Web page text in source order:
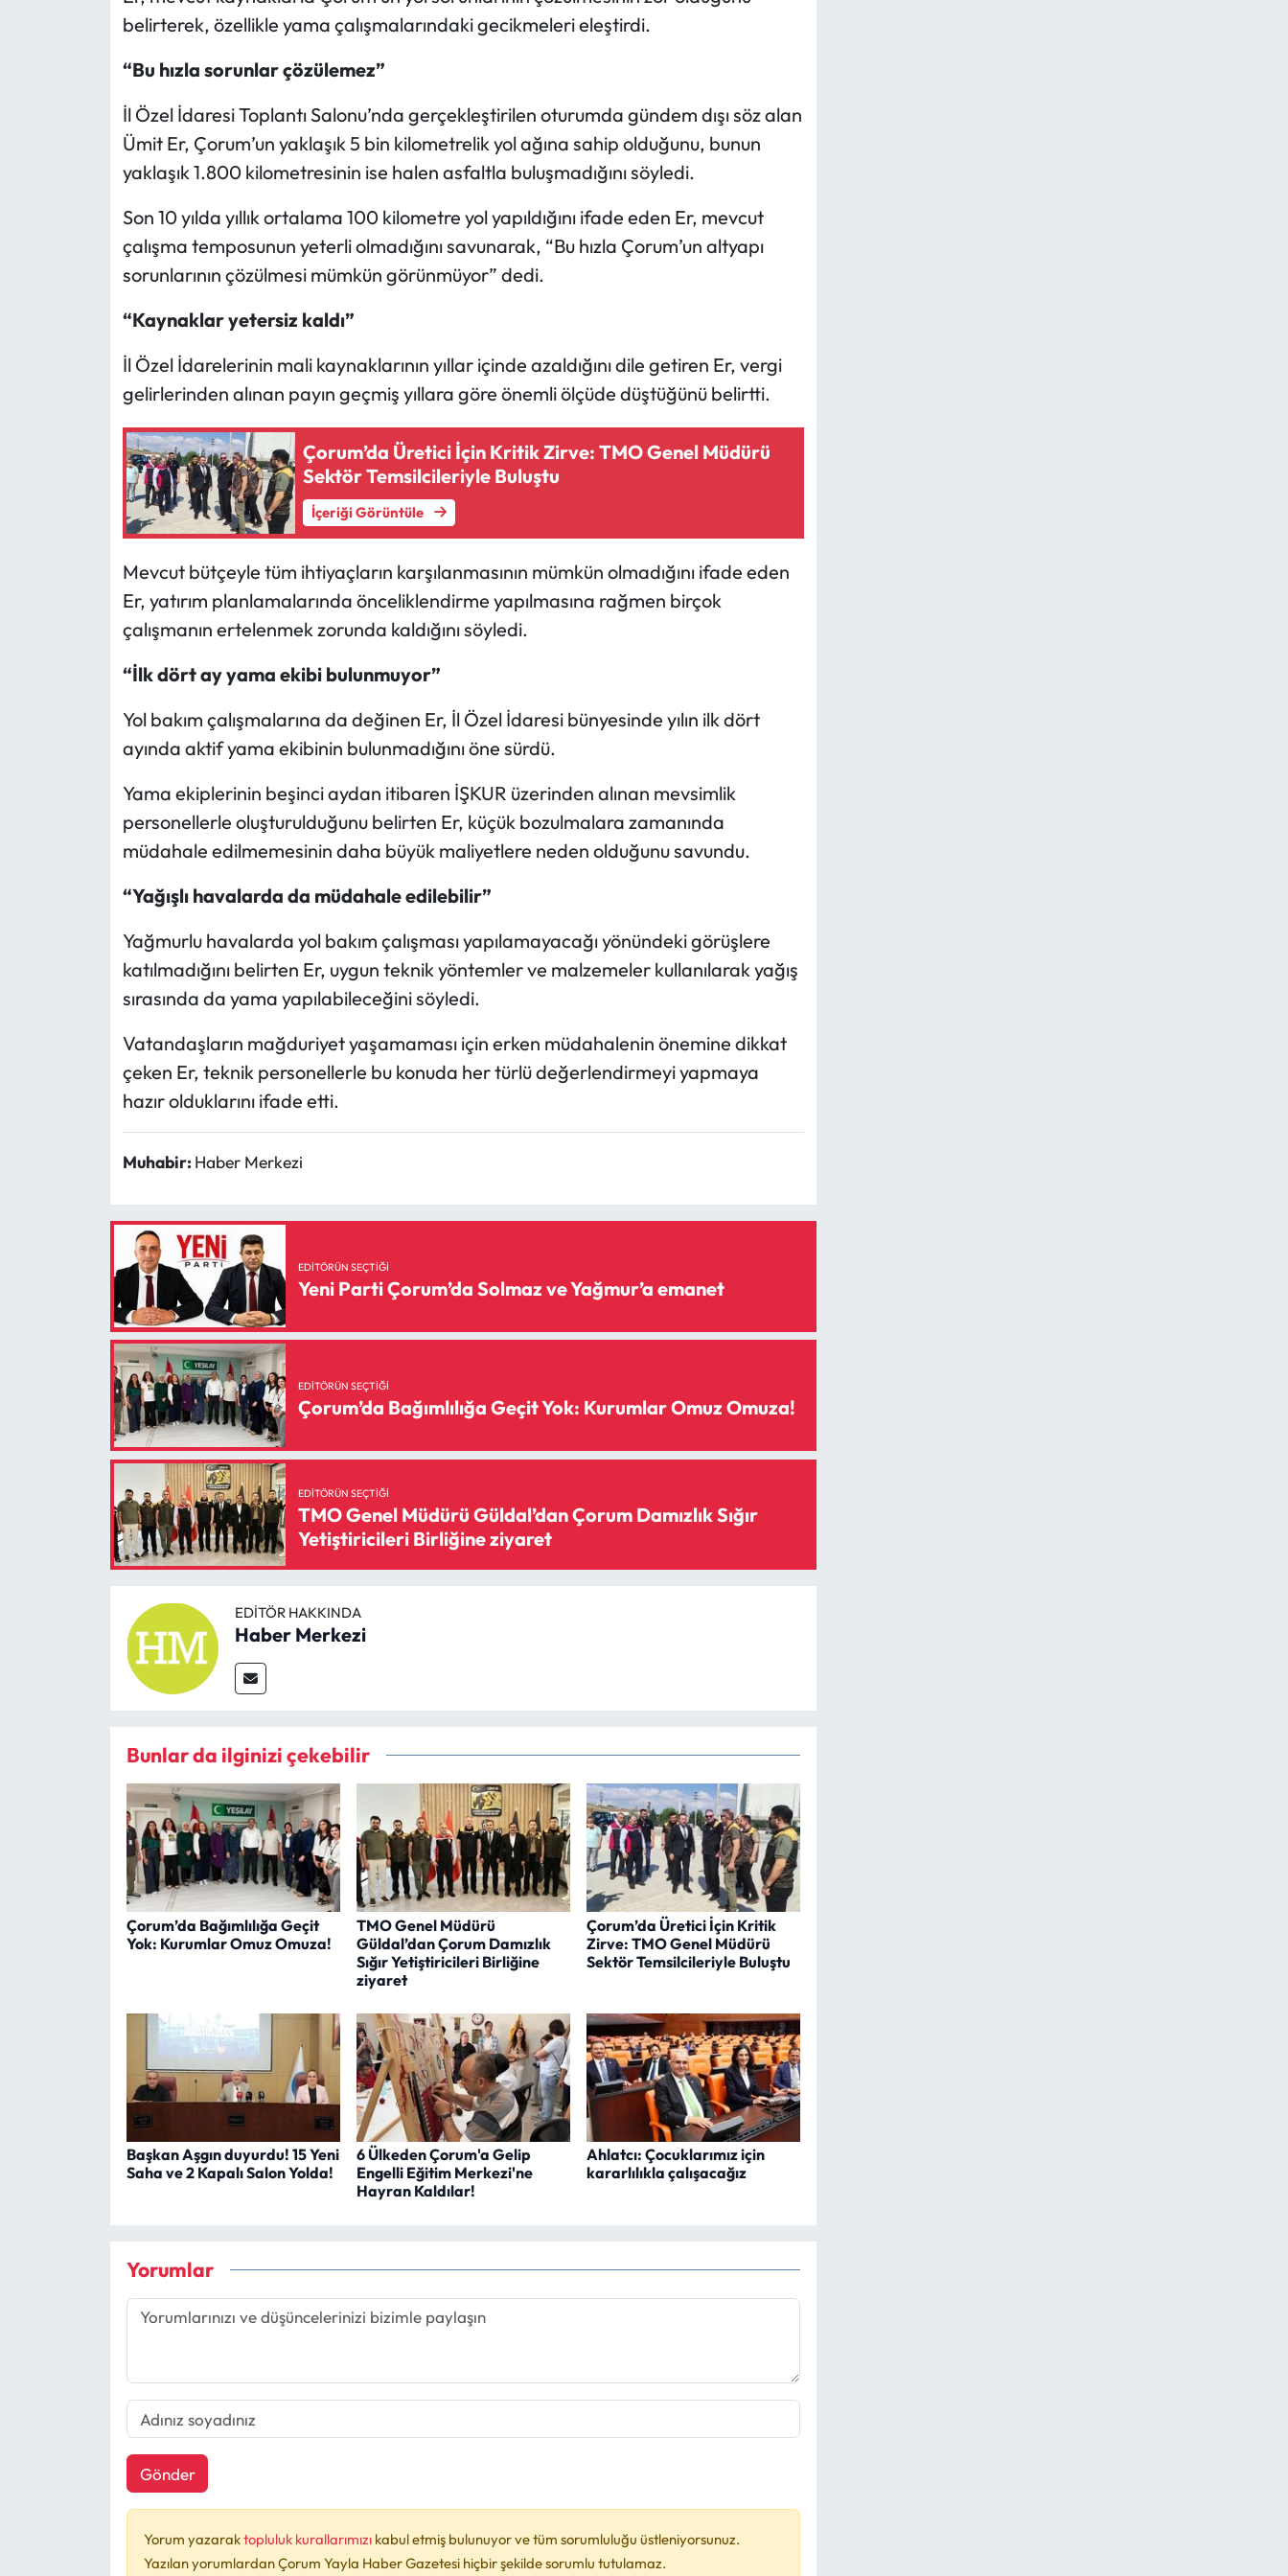
belirterek, özellikle yama çalışmalarındaki gecikmeleri eleştirdi.
“Bu hızla sorunlar çözülemez”
İl Özel İdaresi Toplantı Salonu’nda gerçekleştirilen oturumda gündem dışı söz alan
Ümit Er, Çorum’un yaklaşık 5 bin kilometrelik yol ağına sahip olduğunu, bunun
yaklaşık 1.800 kilometresinin ise halen asfaltla buluşmadığını söyledi.
Son 10 yılda yıllık ortalama 100 kilometre yol yapıldığını ifade eden Er, mevcut
çalışma temposunun yeterli olmadığını savunarak, “Bu hızla Çorum’un altyapı
sorunlarının çözülmesi mümkün görünmüyor” dedi.
“Kaynaklar yetersiz kaldı”
İl Özel İdarelerinin mali kaynaklarının yıllar içinde azaldığını dile getiren Er, vergi
gelirlerinden alınan payın geçmiş yıllara göre önemli ölçüde düştüğünü belirtti.
Çorum’da Üretici İçin Kritik Zirve: TMO Genel Müdürü
Sektör Temsilcileriyle Buluştu
İçeriği Görüntüle
Mevcut bütçeyle tüm ihtiyaçların karşılanmasının mümkün olmadığını ifade eden
Er, yatırım planlamalarında önceliklendirme yapılmasına rağmen birçok
çalışmanın ertelenmek zorunda kaldığını söyledi.
“İlk dört ay yama ekibi bulunmuyor”
Yol bakım çalışmalarına da değinen Er, İl Özel İdaresi bünyesinde yılın ilk dört
ayında aktif yama ekibinin bulunmadığını öne sürdü.
Yama ekiplerinin beşinci aydan itibaren İŞKUR üzerinden alınan mevsimlik
personellerle oluşturulduğunu belirten Er, küçük bozulmalara zamanında
müdahale edilmemesinin daha büyük maliyetlere neden olduğunu savundu.
“Yağışlı havalarda da müdahale edilebilir”
Yağmurlu havalarda yol bakım çalışması yapılamayacağı yönündeki görüşlere
katılmadığını belirten Er, uygun teknik yöntemler ve malzemeler kullanılarak yağış
sırasında da yama yapılabileceğini söyledi.
Vatandaşların mağduriyet yaşamaması için erken müdahalenin önemine dikkat
çeken Er, teknik personellerle bu konuda her türlü değerlendirmeyi yapmaya
hazır olduklarını ifade etti.
Muhabir: Haber Merkezi
EDITÖRÜN SEÇTIĞI
Yeni Parti Çorum’da Solmaz ve Yağmur’a emanet
EDITÖRÜN SEÇTIĞI
Çorum’da Bağımlılığa Geçit Yok: Kurumlar Omuz Omuza!
EDITÖRÜN SEÇTIĞI
TMO Genel Müdürü Güldal’dan Çorum Damızlık Sığır
Yetiştiricileri Birliğine ziyaret
EDITÖR HAKKINDA
Haber Merkezi
Bunlar da ilginizi çekebilir
Çorum’da Bağımlılığa Geçit
Yok: Kurumlar Omuz Omuza!
TMO Genel Müdürü
Güldal’dan Çorum Damızlık
Sığır Yetiştiricileri Birliğine
ziyaret
Çorum’da Üretici İçin Kritik
Zirve: TMO Genel Müdürü
Sektör Temsilcileriyle Buluştu
Başkan Aşgın duyurdu! 15 Yeni
Saha ve 2 Kapalı Salon Yolda!
6 Ülkeden Çorum'a Gelip
Engelli Eğitim Merkezi'ne
Hayran Kaldılar!
Ahlatcı: Çocuklarımız için
kararlılıkla çalışacağız
Yorumlar
Gönder
Yorum yazaraktopluluk kurallarımızı kabul etmiş bulunuyor ve tüm sorumluluğu üstleniyorsunuz.
Yazılan yorumlardan Çorum Yayla Haber Gazetesi hiçbir şekilde sorumlu tutulamaz.
Ortaköy Haberleri
Otomotiv
Resmi İlan
Sungurlu Haberleri
Uğurludağ Haberleri
Yayla Haber
Yerel Haberler